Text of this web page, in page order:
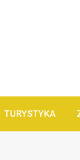
TURYSTYKA